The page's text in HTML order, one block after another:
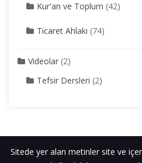
Kur'an ve Toplum (42)
Ticaret Ahlakı (74)
Videolar (2)
Tefsir Dersleri (2)
Sitede yer alan metinler site ve